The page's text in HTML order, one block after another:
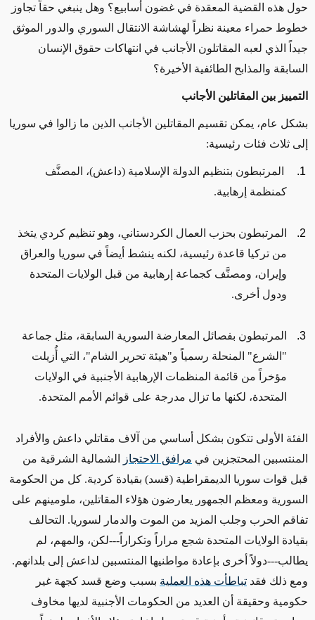
حول هذه القضية المعقدة في غضون أسابيع؟ وهل ينبغي حقاً تجاوز
خطوط حمراء معينة نظراً لهشاشة الانتقال السوري والدور الموثق
جيداً الذي لعبه المقاتلون الأجانب في انتهاكات حقوق الإنسان
السابقة والمذابح الطائفية الأخيرة؟
التمييز بين المقاتلين الأجانب
بشكل عام، يمكن تقسيم المقاتلين الأجانب الذين ما زالوا في سوريا
إلى ثلاث فئات رئيسية:
المرتبطون بتنظيم الدولة الإسلامية (داعش)، المصنَّف
كمنظمة إرهابية.
المرتبطون بحزب العمال الكردستاني، وهو تنظيم كردي يتخذ
من تركيا قاعدة رئيسية، لكنه ينشط أيضاً في سوريا والعراق
وإيران، ومصنَّف كجماعة إرهابية من قبل الولايات المتحدة
ودول أخرى.
المرتبطون بفصائل المعارضة السورية السابقة، مثل جماعة
"الشرع" المنحلة رسمياً و"هيئة تحرير الشام"، التي أُزيلت
مؤخراً من قائمة المنظمات الإرهابية الأجنبية في الولايات
المتحدة، لكنها ما تزال مدرجة على قوائم الأمم المتحدة.
الفئة الأولى تتكون بشكل أساسي من آلاف مقاتلي داعش والأفراد
المنتسبين المحتجزين في مرافق الاحتجاز
الشمالية الشرقية من
قبل قوات سوريا الديمقراطية (قسد) بقيادة كردية. كل من الحكومة
السورية ومعظم الجمهور يعارضون هؤلاء المقاتلين، ملومينهم على
تفاقم الحرب وجلب المزيد من الموت والدمار لسوريا. التحالف
بقيادة الولايات المتحدة شجع مراراً وتكراراً---لكن، والمهم، لم
يطالب---دولاً أخرى بإعادة مواطنيها المنتسبين لداعش إلى بلدانهم.
ومع ذلك فقد تباطأت هذه العملية بسبب وضع قسد كجهة غير
حكومية وحقيقة أن العديد من الحكومات الأجنبية لديها مخاوف